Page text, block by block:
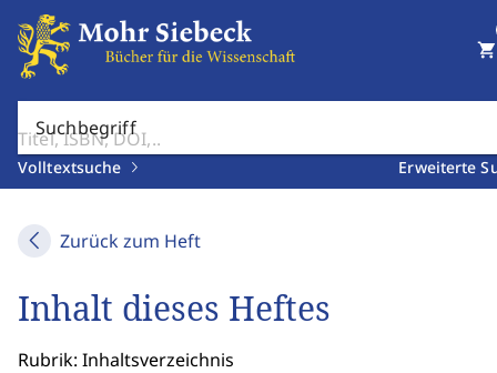
Suchbegriff
Volltextsuche Erweiterte
shopping_cart
Zurück zum Heft
Inhalt dieses Heftes
Rubrik: Inhaltsverzeichnis